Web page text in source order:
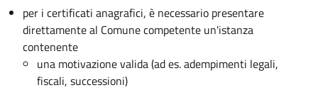
per i certificati anagrafici, è necessario presentare
direttamente al Comune competente un'istanza
contenente
una motivazione valida (ad es. adempimenti legali,
fiscali, successioni)